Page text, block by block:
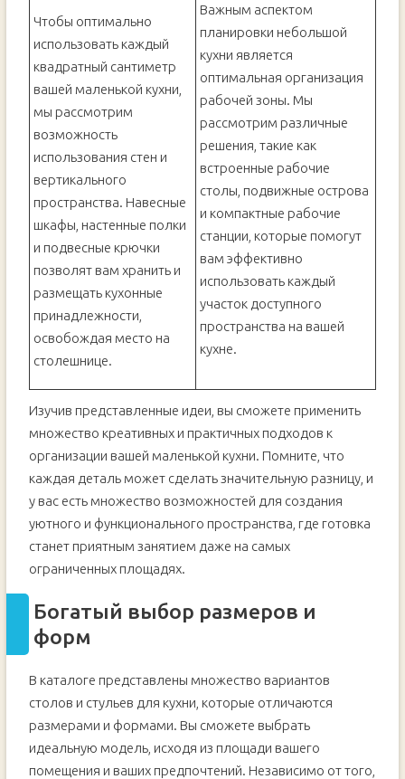
Чтобы оптимально
использовать каждый
квадратный сантиметр
вашей маленькой кухни,
мы рассмотрим
возможность
использования стен и
вертикального
пространства. Навесные
шкафы, настенные полки
и подвесные крючки
позволят вам хранить и
размещать кухонные
принадлежности,
освобождая место на
столешнице.
Важным аспектом
планировки небольшой
кухни является
оптимальная организация
рабочей зоны. Мы
рассмотрим различные
решения, такие как
встроенные рабочие
столы, подвижные острова
и компактные рабочие
станции, которые помогут
вам эффективно
использовать каждый
участок доступного
пространства на вашей
кухне.
Изучив представленные идеи, вы сможете применить
множество креативных и практичных подходов к
организации вашей маленькой кухни. Помните, что
каждая деталь может сделать значительную разницу, и
у вас есть множество возможностей для создания
уютного и функционального пространства, где готовка
станет приятным занятием даже на самых
ограниченных площадях.
Богатый выбор размеров и
форм
В каталоге представлены множество вариантов
столов и стульев для кухни, которые отличаются
размерами и формами. Вы сможете выбрать
идеальную модель, исходя из площади вашего
помещения и ваших предпочтений. Независимо от того,